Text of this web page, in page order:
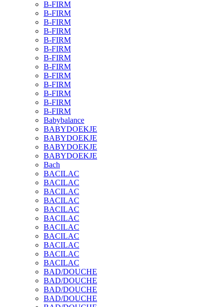
B-FIRM
B-FIRM
B-FIRM
B-FIRM
B-FIRM
B-FIRM
B-FIRM
B-FIRM
B-FIRM
B-FIRM
B-FIRM
B-FIRM
B-FIRM
Babybalance
BABYDOEKJE
BABYDOEKJE
BABYDOEKJE
BABYDOEKJE
Bach
BACILAC
BACILAC
BACILAC
BACILAC
BACILAC
BACILAC
BACILAC
BACILAC
BACILAC
BACILAC
BACILAC
BAD/DOUCHE
BAD/DOUCHE
BAD/DOUCHE
BAD/DOUCHE